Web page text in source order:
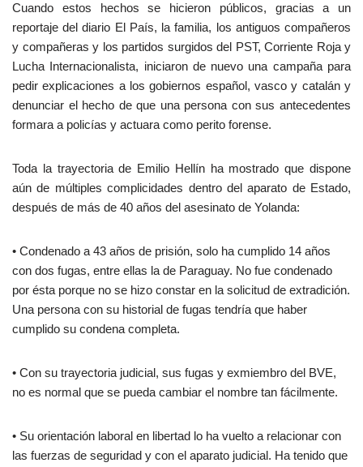
Cuando estos hechos se hicieron públicos, gracias a un
reportaje del diario El País, la familia, los antiguos compañeros
y compañeras y los partidos surgidos del PST, Corriente Roja y
Lucha Internacionalista, iniciaron de nuevo una campaña para
pedir explicaciones a los gobiernos español, vasco y catalán y
denunciar el hecho de que una persona con sus antecedentes
formara a policías y actuara como perito forense.
Toda la trayectoria de Emilio Hellín ha mostrado que dispone
aún de múltiples complicidades dentro del aparato de Estado,
después de más de 40 años del asesinato de Yolanda:
• Condenado a 43 años de prisión, solo ha cumplido 14 años
con dos fugas, entre ellas la de Paraguay. No fue condenado
por ésta porque no se hizo constar en la solicitud de extradición.
Una persona con su historial de fugas tendría que haber
cumplido su condena completa.
• Con su trayectoria judicial, sus fugas y exmiembro del BVE,
no es normal que se pueda cambiar el nombre tan fácilmente.
• Su orientación laboral en libertad lo ha vuelto a relacionar con
las fuerzas de seguridad y con el aparato judicial. Ha tenido que